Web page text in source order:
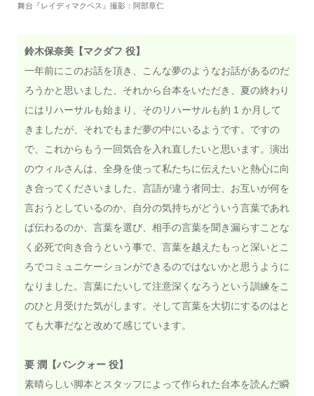
舞台『レイディマクベス』撮影：阿部章仁
鈴木保奈美【マクダフ 役】
一年前にこのお話を頂き、こんな夢のようなお話があるのだ
ろうかと思いました、それから台本をいただき、夏の終わり
にはリハーサルも始まり、そのリハーサルも約 1 か月して
きましたが、それでもまだ夢の中にいるようです。ですの
で、これからもう一回気合を入れ直したいと思います。演出
のウィルさんは、全身を使って私たちに伝えたいと熱心に向
き合ってくださいました、言語が違う者同士、お互いが何を
言おうとしているのか、自分の気持ちがどういう言葉であれ
ば伝わるのか、言葉を選び、相手の言葉を聞き漏らすことな
く必死で向き合うという事で、言葉を越えたもっと深いとこ
ろでコミュニケーションができるのではないかと思うように
なりました。言葉にたいして注意深くなろうという訓練をこ
のひと月受けた気がします。そして言葉を大切にするのはと
ても大事だなと改めて感じています。
要 潤【バンクォー 役】
素晴らしい脚本とスタッフによって作られた台本を読んだ瞬